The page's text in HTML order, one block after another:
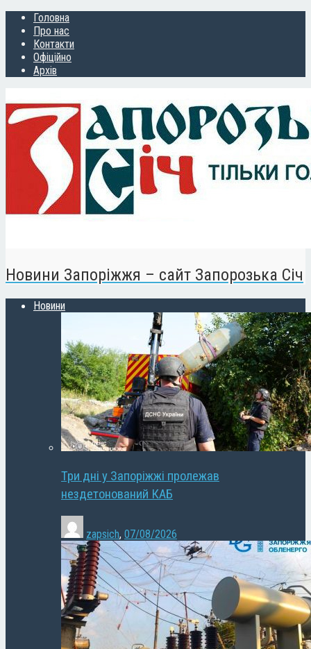
Головна
Про нас
Контакти
Офіційно
Архів
Новини Запоріжжя – сайт Запорозька Січ
Новини
Три дні у Запоріжжі пролежав
нездетонований КАБ
zapsich, 07/08/2026